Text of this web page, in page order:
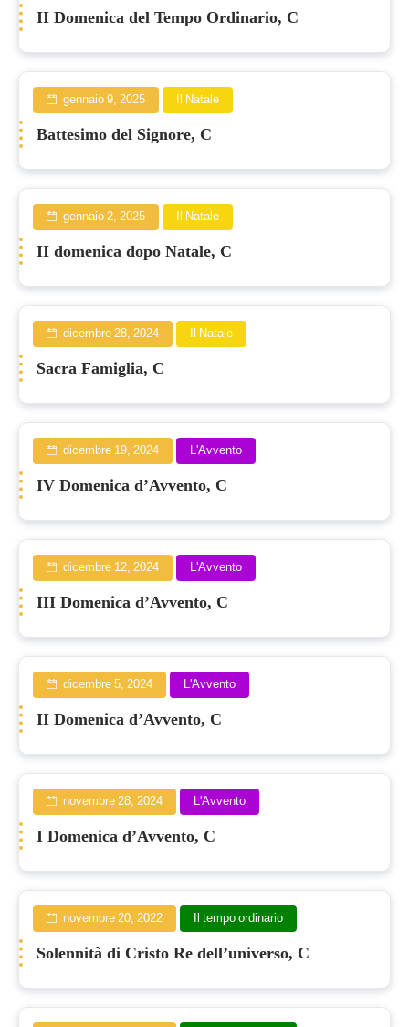
II Domenica del Tempo Ordinario, C
gennaio 9, 2025 Il Natale
Battesimo del Signore, C
gennaio 2, 2025 Il Natale
II domenica dopo Natale, C
dicembre 28, 2024 Il Natale
Sacra Famiglia, C
dicembre 19, 2024 L'Avvento
IV Domenica d’Avvento, C
dicembre 12, 2024 L'Avvento
III Domenica d’Avvento, C
dicembre 5, 2024 L'Avvento
II Domenica d’Avvento, C
novembre 28, 2024 L'Avvento
I Domenica d’Avvento, C
novembre 20, 2022 Il tempo ordinario
Solennità di Cristo Re dell’universo, C